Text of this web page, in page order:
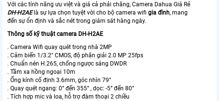
Với các tính năng ưu việt và giá cả phải chăng, Camera Dahua Giá Rẻ
DH-H2AE là sự lựa chọn tuyệt vời cho bộ camera wifi gia đình, mang
đến sự ổn định và sắc nét trong giám sát hàng ngày.
Thông số kỹ thuật camera DH-H2AE
. Camera Wifi quay quét trong nhà 2MP
. Cảm biến 1/3.2" CMOS, độ phân giải 2.0 MP 25fps
. Chuẩn nén H.265, chống ngược sáng DWDR
. Tầm xa hồng ngoại 10m
. Ống kính cố định 3.6mm, góc nhìn 79°
. Quay quét ngang: 0° đến 355° , dọc: -5° đến 80°
. Tích hợp mic và loa, hỗ trợ đàm thoại 2 chiều